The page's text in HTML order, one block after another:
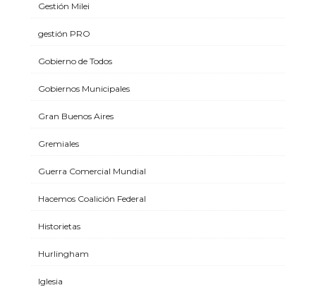
Gestión Milei
gestión PRO
Gobierno de Todos
Gobiernos Municipales
Gran Buenos Aires
Gremiales
Guerra Comercial Mundial
Hacemos Coalición Federal
Historietas
Hurlingham
Iglesia